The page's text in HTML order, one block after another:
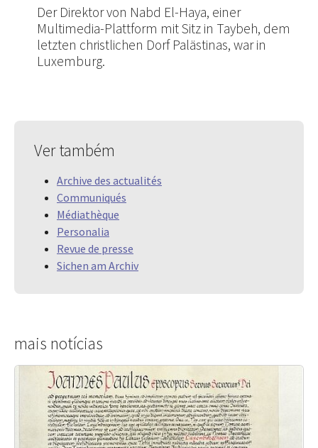
Der Direktor von Nabd El-Haya, einer
Multimedia-Plattform mit Sitz in Taybeh, dem
letzten christlichen Dorf Palästinas, war in
Luxemburg.
Ver também
Archive des actualités
Communiqués
Médiathèque
Personalia
Revue de presse
Sichen am Archiv
mais notícias